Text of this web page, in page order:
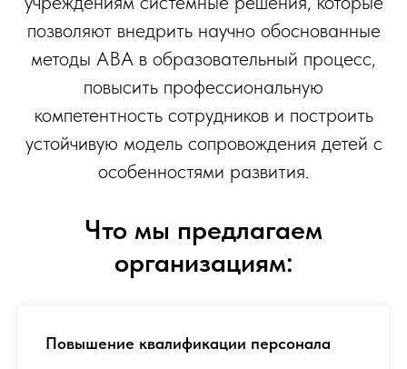
позволяют внедрить научно обоснованные
методы ABA в образовательный процесс,
повысить профессиональную
компетентность сотрудников и построить
устойчивую модель сопровождения детей с
особенностями развития.
Что мы предлагаем
организациям:
Повышение квалификации персонала